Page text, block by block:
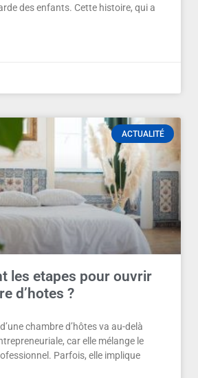
des enfants. Cette histoire, qui a
ACTUALITÉ
les etapes pour ouvrir
d’hotes ?
chambre d’hôtes va au-delà
car elle mélange le
Parfois, elle implique